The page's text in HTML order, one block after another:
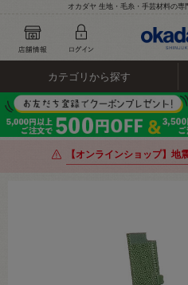
オカダヤ 生地・毛糸・手芸材料の専
カテゴリから探す
【オンラインショップ】地